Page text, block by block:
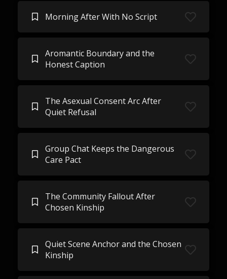
Morning After With No Script
Aromantic Boundary and the
Honest Caption
The Asexual Consent Arc After
Quiet Refusal
Group Chat Keeps the Dangerous
Care Pact
The Community Fallout After
Chosen Kinship
Quiet Scene Anchor and the Chosen
Kinship